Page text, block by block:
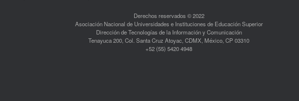
Derechos reservados © 2022
Asociación Nacional de Universidades e Instituciones de Educación Superior
Dirección de Tecnologías de la Información y Comunicación
Tenayuca 200, Col. Santa Cruz Atoyac, CDMX, México, CP 03310
+52 (55) 5420 4948